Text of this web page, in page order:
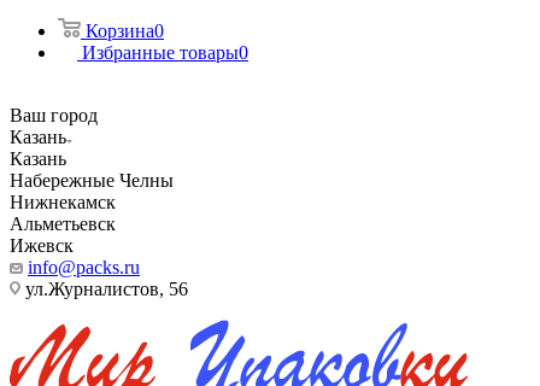
Корзина0
Избранные товары0
Ваш город
Казань
Казань
Набережные Челны
Нижнекамск
Альметьевск
Ижевск
info@packs.ru
ул.Журналистов, 56